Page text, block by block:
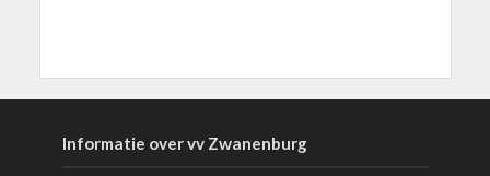
Informatie over vv Zwanenburg